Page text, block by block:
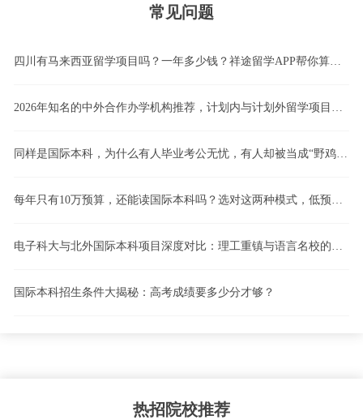
常见问题
四川有马来西亚留学项目吗？一年多少钱？祥途留学APP帮你算清这笔账！
2026年知名的中外合作办学机构推荐，计划内与计划外留学项目怎么选，4+0、3+1、2+2国际本科模式深度解析
同样是国际本科，为什么有人毕业考公无忧，有人却被当成“野鸡”？计划内留学vs计划外留学，一文看懂！
每年只有10万预算，还能读国际本科吗？选对这两种模式，低预算也能逆袭！
电子科大与北外国际本科项目深度对比：理工重镇与语言名校的路径博弈
国际本科招生条件大揭秘：高考成绩要多少分才够？
热招院校推荐